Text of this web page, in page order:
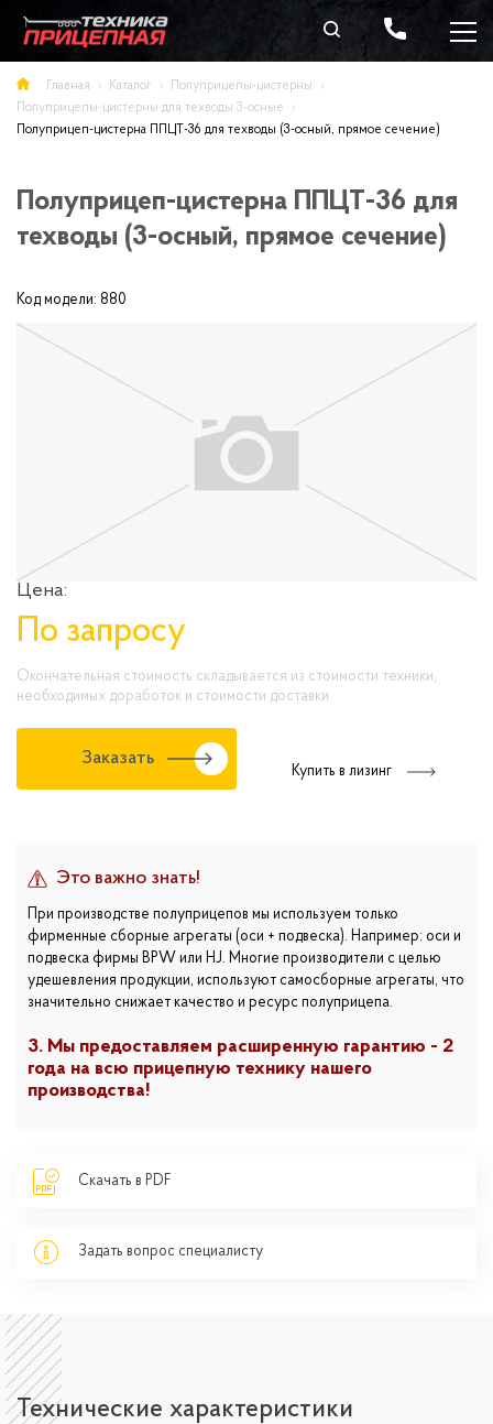
Главная Каталог
Полуприцепы-цистерны
Полуприцепы-цистерны для техводы 3-осные
Полуприцеп-цистерна ППЦТ-36 для техводы (3-осный, прямое сечение)
Полуприцеп-цистерна ППЦТ-36 для
техводы (3-осный, прямое сечение)
Код модели: 880
Цена:
По запросу
Окончательная стоимость складывается из стоимости техники,
необходимых доработок и стоимости доставки
Заказать
Купить в лизинг
Это важно знать!
При производстве полуприцепов мы используем только
фирменные сборные агрегаты (оси + подвеска). Например: оси и
подвеска фирмы BPW или HJ. Многие производители с целью
удешевления продукции, используют самосборные агрегаты, что
значительно снижает качество и ресурс полуприцепа.
3. Мы предоставляем расширенную гарантию - 2
года на всю прицепную технику нашего
производства!
Скачать в PDF
Задать вопрос специалисту
Технические характеристики